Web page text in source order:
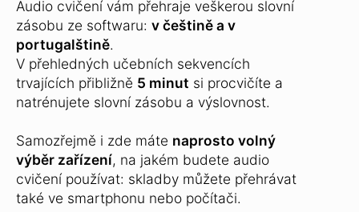
Audio cvičení vám přehraje veškerou slovní
zásobu ze softwaru: v češtině a v
portugalštině.
V přehledných učebních sekvencích
trvajících přibližně 5 minut si procvičíte a
natrénujete slovní zásobu a výslovnost.
Samozřejmě i zde máte naprosto volný
výběr zařízení, na jakém budete audio
cvičení používat: skladby můžete přehrávat
také ve smartphonu nebo počítači.